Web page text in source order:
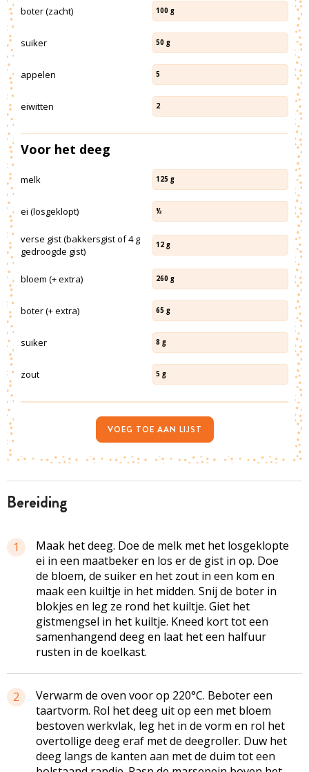
bereiding
1
Maak het deeg. Doe de melk met het losgeklopte
ei in een maatbeker en los er de gist in op. Doe
de bloem, de suiker en het zout in een kom en
maak een kuiltje in het midden. Snij de boter in
blokjes en leg ze rond het kuiltje. Giet het
gistmengsel in het kuiltje. Kneed kort tot een
samenhangend deeg en laat het een halfuur
rusten in de koelkast.
2
Verwarm de oven voor op 220°C. Beboter een
taartvorm. Rol het deeg uit op een met bloem
bestoven werkvlak, leg het in de vorm en rol het
overtollige deeg eraf met de deegroller. Duw het
deeg langs de kanten aan met de duim tot een
boter (zacht) 100 g
suiker 50 g
appelen 5
eiwitten 2
Voor het deeg
melk 125 g
ei (losgeklopt) ½
verse gist (bakkersgist of 4 g
gedroogde gist)
12 g
bloem (+ extra) 260 g
boter (+ extra) 65 g
suiker 8 g
zout 5 g
VOEG TOE AAN LIJST